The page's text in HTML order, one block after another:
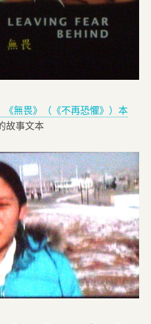
《無畏》（《不再恐懼》）本
故事文本